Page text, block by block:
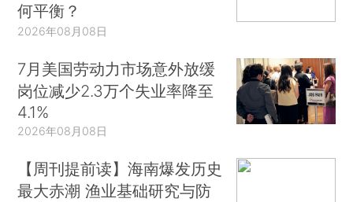
何平衡？
2026年08月08日
7月美国劳动力市场意外放缓
岗位减少2.3万个失业率降至
4.1%
2026年08月08日
【周刊提前读】海南爆发历史
最大赤潮 渔业基础研究与防